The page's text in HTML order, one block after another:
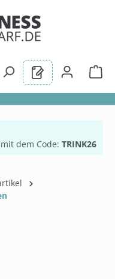
mit dem Code: TRINK26